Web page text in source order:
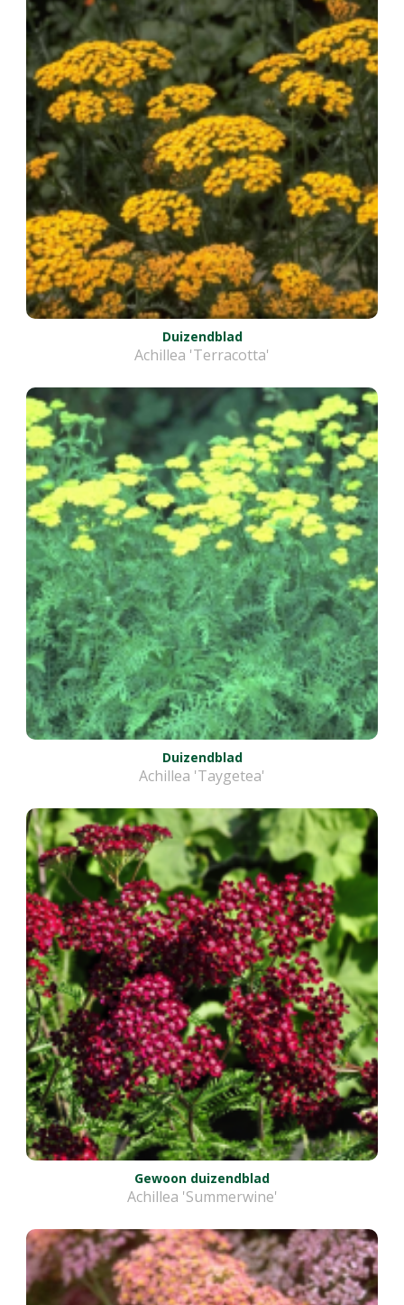
Duizendblad
Achillea 'Terracotta'
Duizendblad
Achillea 'Taygetea'
Gewoon duizendblad
Achillea 'Summerwine'